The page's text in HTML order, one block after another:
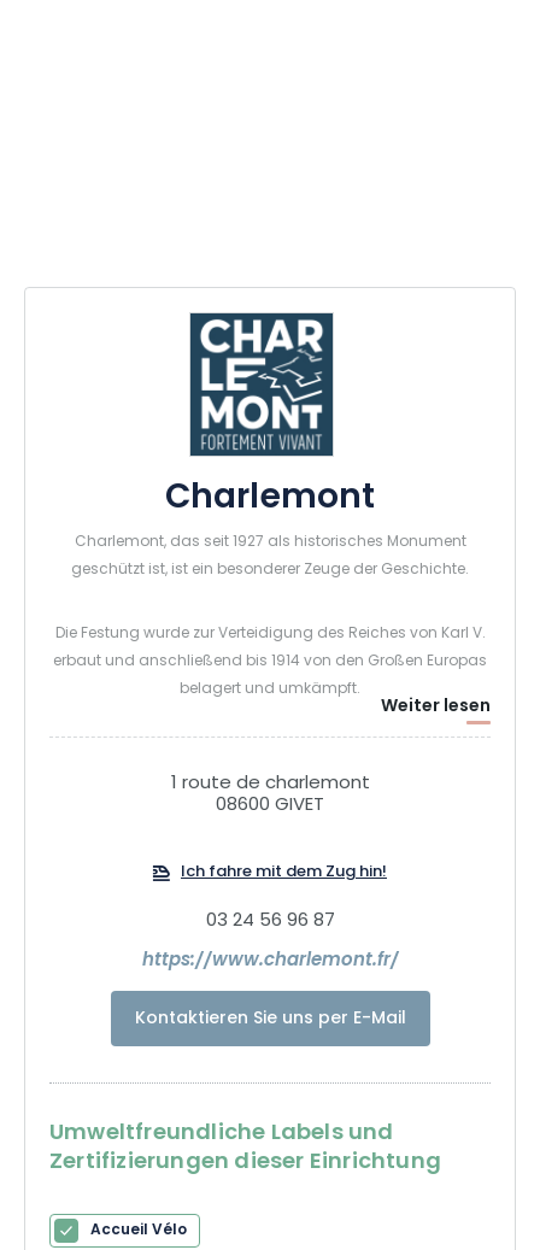
Charlemont
Charlemont, das seit 1927 als historisches Monument
geschützt ist, ist ein besonderer Zeuge der Geschichte.
Die Festung wurde zur Verteidigung des Reiches von Karl V.
erbaut und anschließend bis 1914 von den Großen Europas
belagert und umkämpft.
und das natürliche und historische Erbe von Charlemont zu
entdecken.
Weiter lesen
1 route de charlemont
08600 GIVET
Ich fahre mit dem Zug hin!
03 24 56 96 87
https://www.charlemont.fr/
Kontaktieren Sie uns per E-Mail
Umweltfreundliche Labels und
Zertifizierungen dieser Einrichtung
Accueil Vélo